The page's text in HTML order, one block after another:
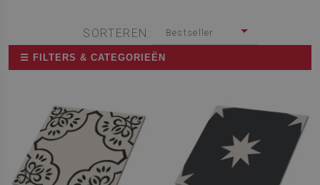
SORTEREN: Bestseller
☰ FILTERS & CATEGORIEËN